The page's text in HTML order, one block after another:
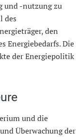
und -nutzung zu
des
den
Energiebedarfs. Die
der Energiepolitik
und die
Überwachung der